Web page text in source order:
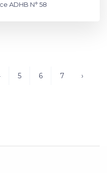
ADHB N° 58
5 6 7 ›